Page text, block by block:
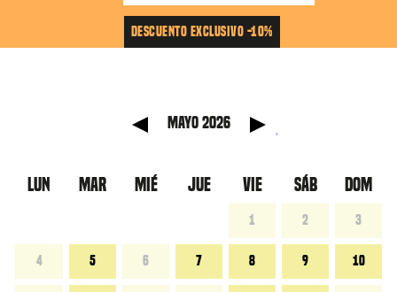
DESCUENTO EXCLUSIVO -10%
mayo 2026
LUN MAR MIÉ JUE VIE SÁB DOM
1 2 3
4 5 6 7 8 9 10